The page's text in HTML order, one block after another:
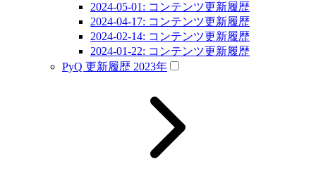
2024-05-01: コンテンツ更新履歴
2024-04-17: コンテンツ更新履歴
2024-02-14: コンテンツ更新履歴
2024-01-22: コンテンツ更新履歴
PyQ 更新履歴 2023年